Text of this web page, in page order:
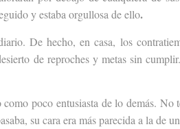
y estaba orgullosa de ello.
De hecho, en casa, los
de reproches y metas sin
poco entusiasta de lo demás. No
su cara era más parecida a la de